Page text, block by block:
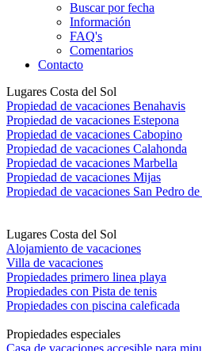
Buscar por fecha
Información
FAQ's
Comentarios
Contacto
Lugares Costa del Sol
Propiedad de vacaciones Benahavis
Propiedad de vacaciones Estepona
Propiedad de vacaciones Cabopino
Propiedad de vacaciones Calahonda
Propiedad de vacaciones Marbella
Propiedad de vacaciones Mijas
Propiedad de vacaciones San Pedro
Lugares Costa del Sol
Alojamiento de vacaciones
Villa de vacaciones
Propiedades primero linea playa
Propiedades con Pista de tenis
Propiedades con piscina caleficada
Propiedades especiales
Casa de vacaciones accesible para